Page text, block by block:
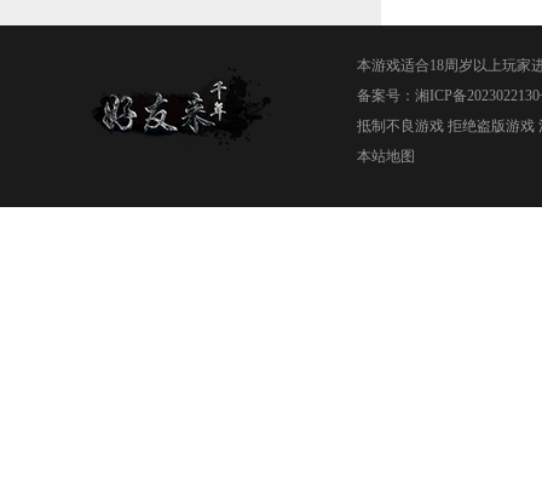
本游戏适合18周岁以上玩家
备案号： 湘ICP备
抵制不良游戏 拒绝盗版游戏
本站地图